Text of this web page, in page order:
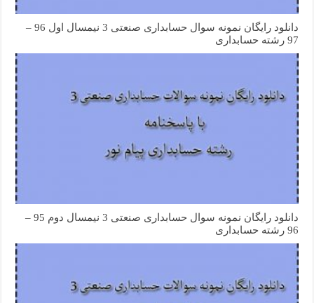
دانلود رایگان نمونه سوال حسابداری صنعتی 3 نیمسال اول 96 –
97 رشته حسابداری
دانلود رایگان نمونه سوال حسابداری صنعتی 3 نیمسال دوم 95 –
96 رشته حسابداری